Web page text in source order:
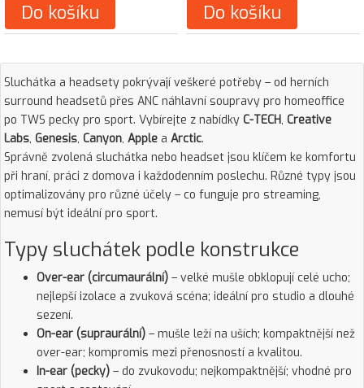
Do košíku Do košíku
Sluchátka a headsety pokrývají veškeré potřeby – od herních
surround headsetů přes ANC náhlavní soupravy pro homeoffice
po TWS pecky pro sport. Vybírejte z nabídky C-TECH, Creative
Labs, Genesis, Canyon, Apple a Arctic.
Správně zvolená sluchátka nebo headset jsou klíčem ke komfortu
při hraní, práci z domova i každodenním poslechu. Různé typy jsou
optimalizovány pro různé účely – co funguje pro streaming,
nemusí být ideální pro sport.
Typy sluchátek podle konstrukce
Over-ear (circumaurální) – velké mušle obklopují celé ucho;
nejlepší izolace a zvuková scéna; ideální pro studio a dlouhé
sezení.
On-ear (supraurální) – mušle leží na uších; kompaktnější než
over-ear; kompromis mezi přenosností a kvalitou.
In-ear (pecky) – do zvukovodu; nejkompaktnější; vhodné pro